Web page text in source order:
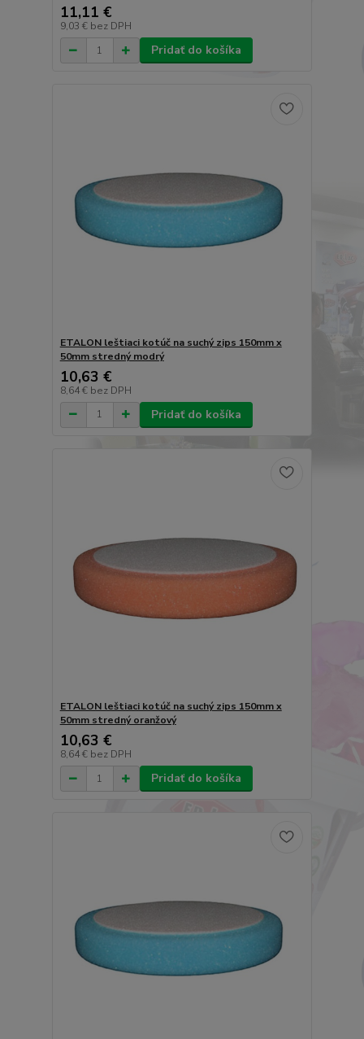
11,11 €
9,03 € bez DPH
Pridať do košíka
ETALON leštiaci kotúč na suchý zips 150mm x
50mm stredný modrý
10,63 €
8,64 € bez DPH
Pridať do košíka
ETALON leštiaci kotúč na suchý zips 150mm x
50mm stredný oranžový
10,63 €
8,64 € bez DPH
Pridať do košíka